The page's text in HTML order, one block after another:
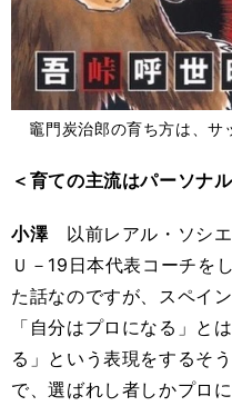
竈門炭治郎の育ち方は、サ
＜育ての主流はパーソナ
小澤以前レアル・ソシエ
Ｕ－19日本代表コーチを
た話なのですが、スペイ
「自分はプロになる」と
る」という表現をするそ
で、選ばれし者しかプロ